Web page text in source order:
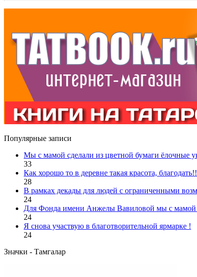
Популярные записи
Мы с мамой сделали из цветной бумаги ёлочные
33
Как хорошо то в деревне такая красота,
28
В рамках декады для людей с ограниченными
24
Для Фонда имени Анжелы Вавиловой мы с мамой
24
Я снова участвую в благотворительной ярмарке !
24
Значки - Тамгалар